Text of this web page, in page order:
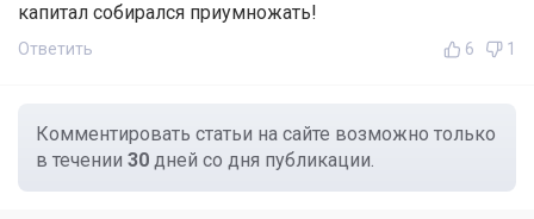
капитал собирался приумножать!
Ответить 6 1
Комментировать статьи на сайте возможно только
в течении 30 дней со дня публикации.